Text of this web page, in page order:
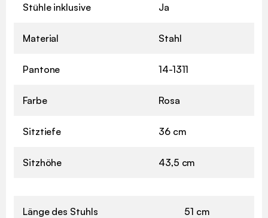
Stühle inklusive Ja
Material Stahl
Pantone 14-1311
Farbe Rosa
Sitztiefe 36 cm
Sitzhöhe 43,5 cm
Länge des Stuhls 51 cm